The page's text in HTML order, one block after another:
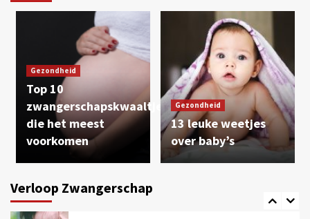
Gezondheid
Top 10
zwangerschapskwaaltjes
die het meest
voorkomen
Gezondheid
13 leuke weetjes
over baby’s
Verloop Zwangerschap
Hoe ga jij je kindje noemen? Dit zijn de
populairste namen voor 2021
Tips
De 8 meest voorkomende
zwangerschapsfabels
5
Zwangerschap